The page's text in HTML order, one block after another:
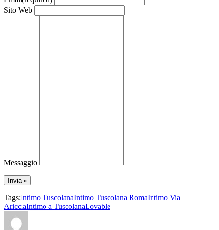
Sito Web
Messaggio
Tags:Intimo TuscolanaIntimo Tuscolana RomaIntimo Via
AricciaIntimo a TuscolanaLovable